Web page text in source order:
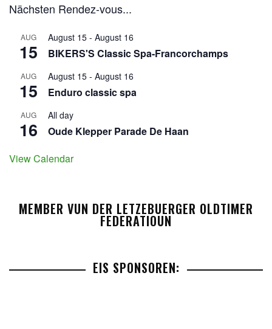
Nächsten Rendez-vous...
AUG
15
August 15 - August 16
BIKERS'S Classic Spa-Francorchamps
AUG
15
August 15 - August 16
Enduro classic spa
AUG
16
All day
Oude Klepper Parade De Haan
View Calendar
MEMBER VUN DER LETZEBUERGER OLDTIMER
FEDERATIOUN
EIS SPONSOREN: